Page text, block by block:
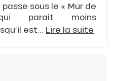
sous le « Mur de
paraît moins
est... Lire la suite